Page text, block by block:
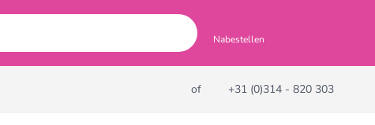
Nabestellen
of +31 (0)314 - 820 303